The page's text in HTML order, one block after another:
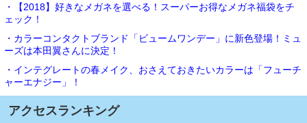
・【2018】好きなメガネを選べる！スーパーお得なメガネ福袋をチ
ェック！
・カラーコンタクトブランド「ビュームワンデー」に新色登場！ミュ
ーズは本田翼さんに決定！
・インテグレートの春メイク、おさえておきたいカラーは「フューチ
ャーエナジー」！
アクセスランキング